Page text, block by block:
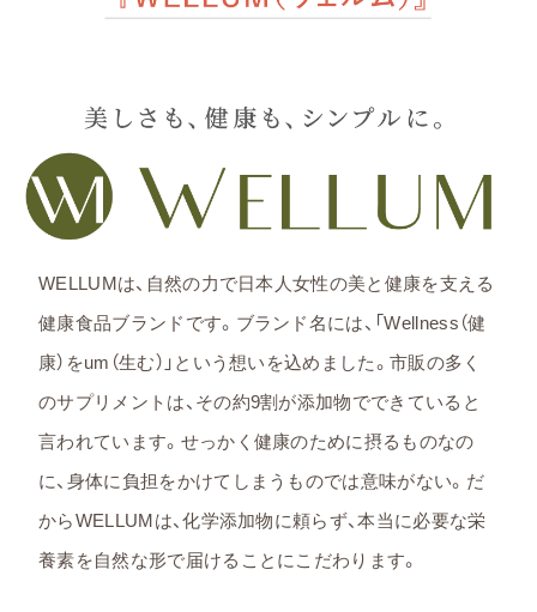
WELLUMは、自然の力で日本人女性の美と健康を支える
健康食品ブランドです。ブランド名には、「Wellness（健
康）をum（生む）」という想いを込めました。市販の多く
のサプリメントは、その約9割が添加物でできていると
言われています。せっかく健康のために摂るものなの
に、身体に負担をかけてしまうものでは意味がない。だ
からWELLUMは、化学添加物に頼らず、本当に必要な栄
養素を自然な形で届けることにこだわります。